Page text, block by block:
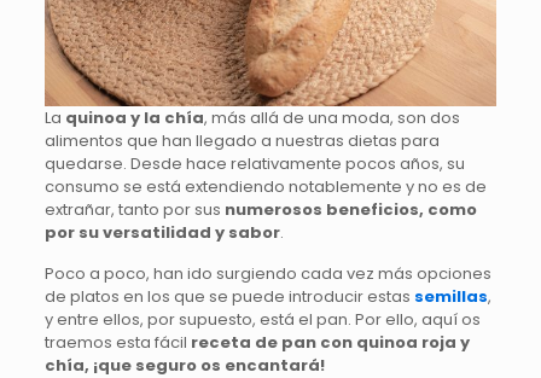
La quinoa y la chía, más allá de una moda, son dos
alimentos que han llegado a nuestras dietas para
quedarse. Desde hace relativamente pocos años, su
consumo se está extendiendo notablemente y no es de
extrañar, tanto por sus numerosos beneficios, como
por su versatilidad y sabor.
Poco a poco, han ido surgiendo cada vez más opciones
de platos en los que se puede introducir estas semillas,
y entre ellos, por supuesto, está el pan. Por ello, aquí os
traemos esta fácil receta de pan con quinoa roja y
chía, ¡que seguro os encantará!